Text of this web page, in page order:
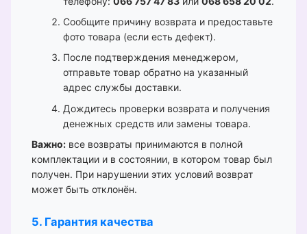
Сообщите причину возврата и предоставьте
фото товара (если есть дефект).
После подтверждения менеджером,
отправьте товар обратно на указанный
адрес службы доставки.
Дождитесь проверки возврата и получения
денежных средств или замены товара.
Важно: все возвраты принимаются в полной
комплектации и в состоянии, в котором товар был
получен. При нарушении этих условий возврат
может быть отклонён.
5. Гарантия качества